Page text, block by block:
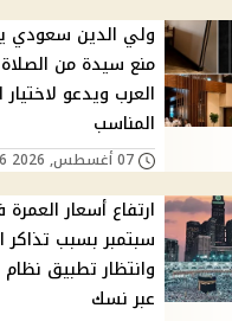
ولي الدين سعودي
منع سيدة من
العرب ويدعو لاختيار
المناسب
07 أغسطس, 2026 06:36 م
ارتفاع أسعار
سبتمبر بسبب تذاكر
وانتظار تطبيق نظام
عبر نسك